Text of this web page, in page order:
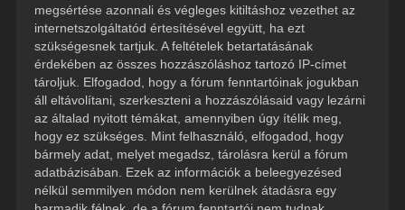
megsértése azonnali és végleges kitiltáshoz vezethet az
internetszolgáltatód értesítésével együtt, ha ezt
szükségesnek tartjuk. A feltételek betartatásának
érdekében az összes hozzászóláshoz tartozó IP-címet
tároljuk. Elfogadod, hogy a fórum fenntartóinak jogukban
áll eltávolítani, szerkeszteni a hozzászólásaid vagy lezárni
az általad nyitott témákat, amennyiben úgy ítélik meg,
hogy ez szükséges. Mint felhasználó, elfogadod, hogy
bármely adat, melyet megadsz, tárolásra kerül a fórum
adatbázisában. Ezek az információk a beleegyezésed
nélkül semmilyen módon nem kerülnek átadásra egy